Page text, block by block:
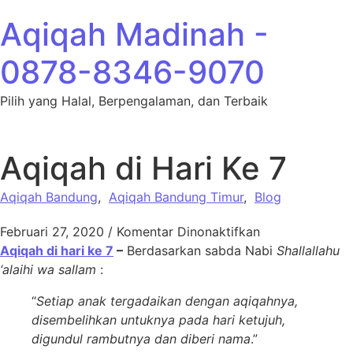
Aqiqah Madinah -
0878-8346-9070
Pilih yang Halal, Berpengalaman, dan Terbaik
Aqiqah di Hari Ke 7
Aqiqah Bandung, Aqiqah Bandung Timur, Blog
Februari 27, 2020 / Komentar Dinonaktifkanpada Aqiqah di
Aqiqah di hari ke 7 – Berdasarkan sabda Nabi Shallallahu
‘alaihi wa sallam :
“Setiap anak tergadaikan dengan aqiqahnya,
disembelihkan untuknya pada hari ketujuh,
digundul rambutnya dan diberi nama.”